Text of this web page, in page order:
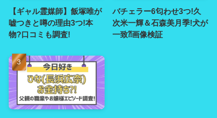
【ギャル霊媒師】飯塚唯が
嘘つきと噂の理由3つ!本
物?口コミも調査!
バチェラー6匂わせ3つ!久
次米一輝＆石森美月季!犬が
一致⁈画像検証